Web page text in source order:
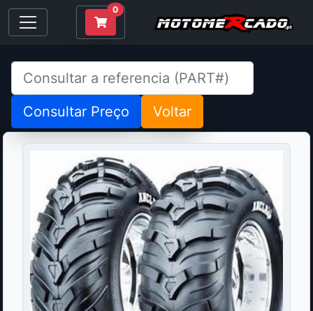
0
Consultar Preço Voltar